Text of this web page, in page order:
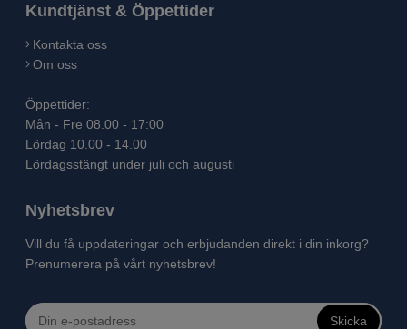
Kundtjänst & Öppettider
Kontakta oss
Om oss
Öppettider:
Mån - Fre 08.00 - 17:00
Lördag 10.00 - 14.00
Lördagsstängt under juli och augusti
Nyhetsbrev
Vill du få uppdateringar och erbjudanden direkt i din inkorg?
Prenumerera på vårt nyhetsbrev!
Skicka